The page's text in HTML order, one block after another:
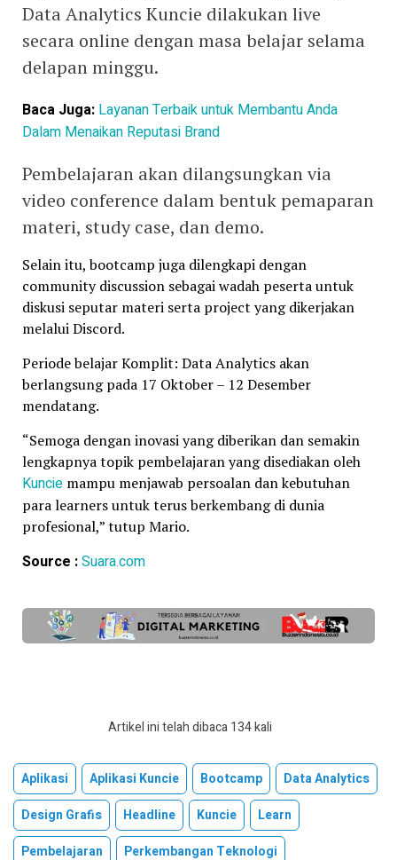
Data Analytics Kuncie dilakukan live
secara online dengan masa belajar selama
delapan minggu.
Baca Juga: Layanan Terbaik untuk Membantu Anda
Dalam Menaikan Reputasi Brand
Pembelajaran akan dilangsungkan via
video conference dalam bentuk pemaparan
materi, study case, dan demo.
Selain itu, bootcamp juga dilengkapi dengan
community discussion sebagai wadah peserta untuk
diskusi seputar materi serta project yang dikerjakan
melalui Discord.
Periode belajar Komplit: Data Analytics akan
berlangsung pada 17 Oktober – 12 Desember
mendatang.
“Semoga dengan inovasi yang diberikan dan semakin
lengkapnya topik pembelajaran yang disediakan oleh
Kuncie mampu menjawab persoalan dan kebutuhan
para learners untuk terus berkembang di dunia
profesional,” tutup Mario.
Source :Suara.com
Artikel ini telah dibaca 134 kali
Aplikasi Aplikasi Kuncie Bootcamp
Data Analytics
Design Grafis
Headline Kuncie
Learn
Pembelajaran
Perkembangan Teknologi